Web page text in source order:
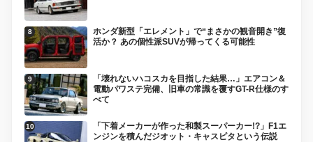
ホンダ新型「エレメント」で“まさかの観音開き”復
活か？ あの個性派SUVが帰ってくる可能性
「壊れないハコスカを目指した結果…」エアコン＆
電動パワステ完備、旧車の常識を覆すGT-R仕様のす
べて
「下着メーカーが作った和製スーパーカー!?」F1エ
ンジンを積んだジオット・キャスピタという伝説